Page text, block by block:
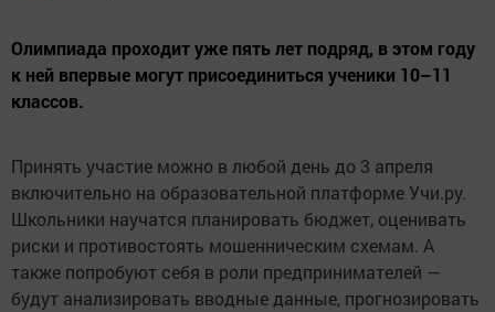
Олимпиада проходит уже пять лет подряд, в этом году
к ней впервые могут присоединиться ученики 10–11
классов.
Принять участие можно в любой день до 3 апреля
включительно на образовательной платформе Учи.ру.
Школьники научатся планировать бюджет, оценивать
риски и противостоять мошенническим схемам. А
также попробуют себя в роли предпринимателей —
будут анализировать вводные данные, прогнозировать